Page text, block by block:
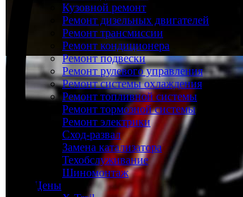
Кузовной ремонт
Ремонт дизельных двигателей
Ремонт трансмиссии
Ремонт кондиционера
Ремонт подвески
Ремонт рулевого управления
Ремонт системы охлаждения
Ремонт топливной системы
Ремонт тормозной системы
Ремонт электрики
Сход-развал
Замена катализатора
Техобслуживание
Шиномонтаж
Цены